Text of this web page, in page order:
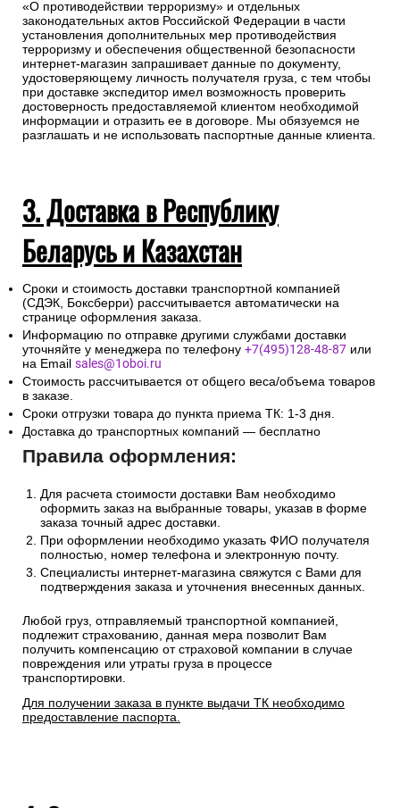
«О противодействии терроризму» и отдельных
законодательных актов Российской Федерации в части
установления дополнительных мер противодействия
терроризму и обеспечения общественной безопасности
интернет-магазин запрашивает данные по документу,
удостоверяющему личность получателя груза, с тем чтобы
при доставке экспедитор имел возможность проверить
достоверность предоставляемой клиентом необходимой
информации и отразить ее в договоре. Мы обязуемся не
разглашать и не использовать паспортные данные клиента.
3. Доставка в Республику
Беларусь и Казахстан
Сроки и стоимость доставки транспортной компанией
(СДЭК, Боксберри) рассчитывается автоматически на
странице оформления заказа.
Информацию по отправке другими службами доставки
уточняйте у менеджера по телефону +7(495)128-48-87 или
на Email sales@1oboi.ru
Стоимость рассчитывается от общего веса/объема товаров
в заказе.
Сроки отгрузки товара до пункта приема ТК: 1-3 дня.
Доставка до транспортных компаний — бесплатно
Правила оформления:
Для расчета стоимости доставки Вам необходимо
оформить заказ на выбранные товары, указав в форме
заказа точный адрес доставки.
При оформлении необходимо указать ФИО получателя
полностью, номер телефона и электронную почту.
Специалисты интернет-магазина свяжутся с Вами для
подтверждения заказа и уточнения внесенных данных.
Любой груз, отправляемый транспортной компанией,
подлежит страхованию, данная мера позволит Вам
получить компенсацию от страховой компании в случае
повреждения или утраты груза в процессе
транспортировки.
Для получении заказа в пункте выдачи ТК необходимо
предоставление паспорта.